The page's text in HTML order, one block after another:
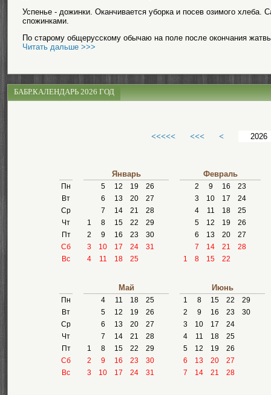
Успенье - дожинки. Оканчивается уборка и посев озимого
спожинками.
По старому общерусскому обычаю на поле после окончания
Читать дальше >>>
БАБР.КАЛЕНДАРЬ 2026 ГОД
<<<<< <<< <
Пн
Вт
Ср
Чт
Пт
Сб
Вс
Январь
5 12 19
26
6
13 20
27
7
14 21
28
1
8 15 22
29
2
9 16 23
30
3
10 17 24
31
4
11 18 25
Февраль
2 9 16
23
3
10 17
24
4
11 18
25
5
12 19
26
6
13 20
27
7
14 21
28
1
8 15 22
Пн
Вт
Ср
Чт
Пт
Сб
Вс
Май
4 11 18
25
5
12 19
26
6
13 20
27
7
14 21
28
1
8 15 22
29
2
9 16 23
30
3
10 17 24 31
Июнь
1 8 15 22
29
2
9 16 23
30
3
10 17
24
4
11 18
25
5
12 19
26
6
13 20
27
7
14 21 28